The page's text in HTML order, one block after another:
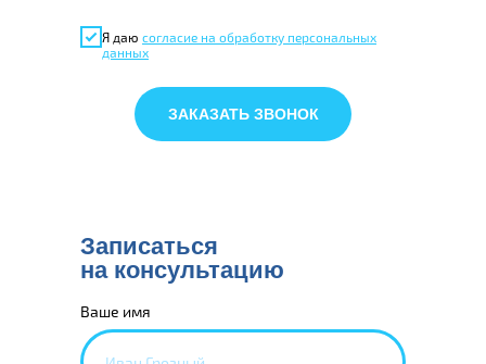
Я даю согласие на обработку персональных
данных
ЗАКАЗАТЬ ЗВОНОК
Ваше имя
Записаться
на консультацию